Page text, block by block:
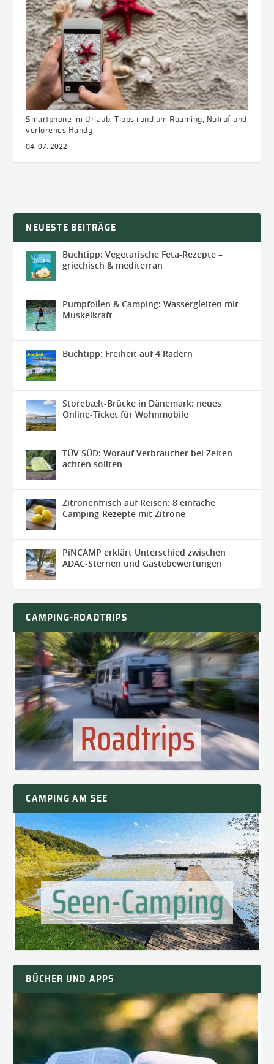
Smartphone im Urlaub: Tipps rund um Roaming, Notruf und
verlorenes Handy
04. 07. 2022
NEUESTE BEITRÄGE
Buchtipp: Vegetarische Feta-Rezepte –
griechisch & mediterran
Pumpfoilen & Camping: Wassergleiten mit
Muskelkraft
Buchtipp: Freiheit auf 4 Rädern
Storebælt-Brücke in Dänemark: neues
Online-Ticket für Wohnmobile
TÜV SÜD: Worauf Verbraucher bei Zelten
achten sollten
Zitronenfrisch auf Reisen: 8 einfache
Camping-Rezepte mit Zitrone
PiNCAMP erklärt Unterschied zwischen
ADAC-Sternen und Gästebewertungen
CAMPING-ROADTRIPS
CAMPING AM SEE
BÜCHER UND APPS